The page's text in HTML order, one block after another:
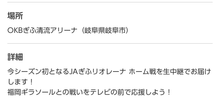
場所
OKBぎふ清流アリーナ（岐阜県岐阜市）
詳細
今シーズン初となるJAぎふリオレーナ ホーム戦を生中継でお届け
します！
福岡ギラソールとの戦いをテレビの前で応援しよう！